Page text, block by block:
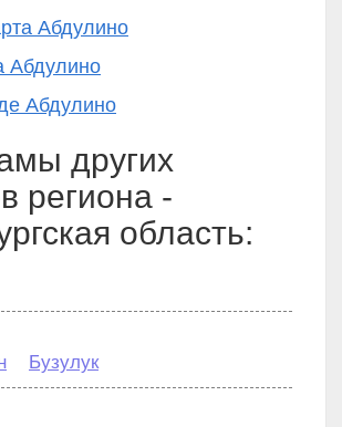
Абдулино
Абдулино
Абдулино
других
региона -
область:
Бузулук